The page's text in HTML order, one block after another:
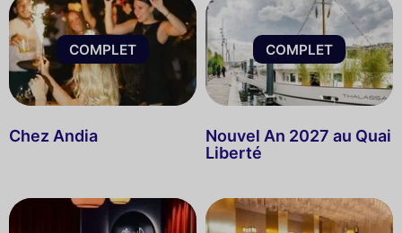
COMPLET
Chez Andia
COMPLET
Nouvel An 2027 au Quai
Liberté